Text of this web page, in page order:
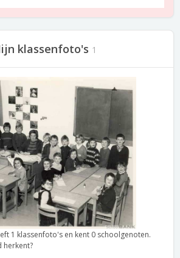
klassenfoto's 1
1 klassenfoto's en kent 0 schoolgenoten.
herkent?